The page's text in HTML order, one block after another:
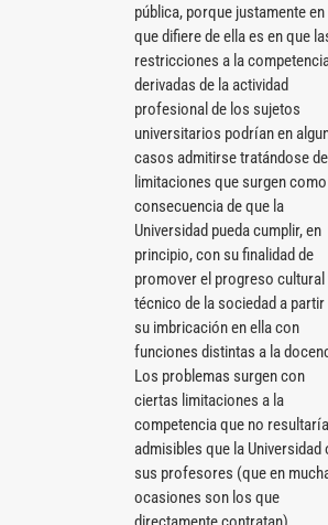
pública, porque justamente en
que difiere de ella es en que
restricciones a la
derivadas de la actividad
profesional de los sujetos
universitarios podrían en
casos admitirse tratándose de
limitaciones que surgen como
consecuencia de que la
Universidad pueda cumplir, en
principio, con su finalidad de
promover el progreso cultural
técnico de la sociedad a partir
su imbricación en ella con
funciones distintas a la
Los problemas surgen con
ciertas limitaciones a la
competencia que no
admisibles que la Universidad
sus profesores (que en
ocasiones son los que